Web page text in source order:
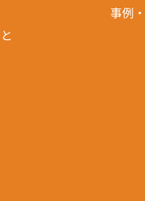
事例